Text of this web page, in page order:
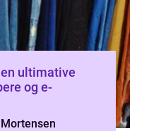
ultimative
og e-